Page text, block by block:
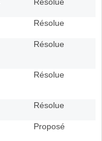
Résolue
Résolue
Résolue
Résolue
Proposé